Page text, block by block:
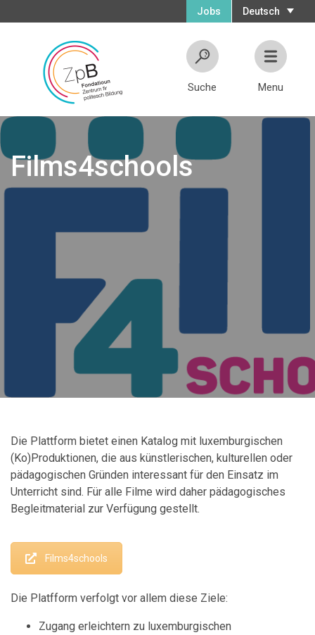
Deutsch
Jobs
Suche Menu
Films4schools
Die Plattform bietet einen Katalog mit luxemburgischen
(Ko)Produktionen, die aus künstlerischen, kulturellen oder
pädagogischen Gründen interessant für den Einsatz im
Unterricht sind. Für alle Filme wird daher pädagogisches
Begleitmaterial zur Verfügung gestellt.
Films4schools
Die Platfform verfolgt vor allem diese Ziele:
Zugang erleichtern zu luxemburgischen